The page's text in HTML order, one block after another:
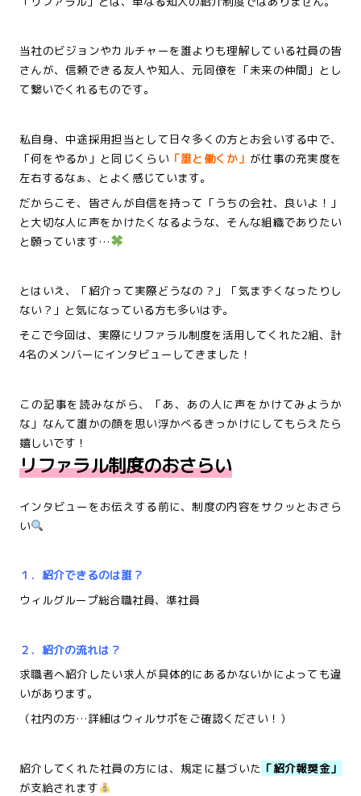
当社のビジョンやカルチャーを誰よりも理解している社員の皆
さんが、信頼できる友人や知人、元同僚を 「未来の仲間」とし
て繋いでくれるものです。
私自身、中途採用担当として日々多くの方とお会いする中で、
「何をやるか」と同じくらい 「誰と働くか」 が仕事の充実度を
左右するなぁ、とよく感じています。
だからこそ、皆さんが自信を持って「うちの会社、良いよ！」
と大切な人に声をかけたくなるような、そんな組織でありたい
と願っています…
とはいえ、「紹介って実際どうなの？」「気まずくなったりし
ない？」と気になっている方も多いはず。
そこで今回は、実際にリファラル制度を活用してくれた2組、計
4名のメンバーにインタビューしてきました！
この記事を読みながら、「あ、あの人に声をかけてみようか
な」なんて誰かの顔を思い浮かべるきっかけにしてもらえたら
嬉しいです！
リファラル制度のおさらい
インタビューをお伝えする前に、制度の内容をサクッとおさら
い
１．紹介できるのは誰？
ウィルグループ総合職社員、準社員
２．紹介の流れは？
求職者へ紹介したい求人が具体的に あるかないかによっても違
いがあります。
（社内の方…詳細はウィルサポをご確認ください！）
紹介してくれた社員の方には、規定に基づいた 「紹介報奨金」
が支給されます